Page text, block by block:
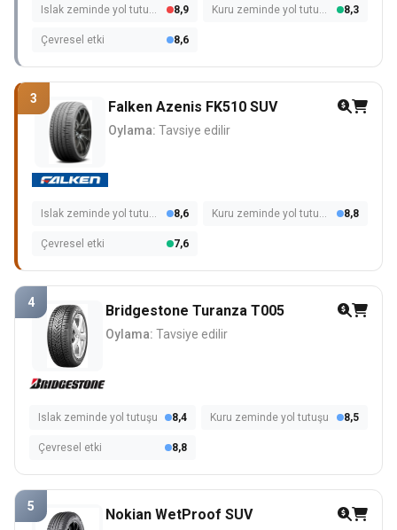
Islak zeminde yol tutuşu 8,9 Kuru zeminde yol tutuşu 8,3
Çevresel etki 8,6
3 Falken Azenis FK510 SUV
Oylama: Tavsiye edilir
Islak zeminde yol tutuşu 8,6 Kuru zeminde yol tutuşu 8,8
Çevresel etki 7,6
4 Bridgestone Turanza T005
Oylama: Tavsiye edilir
Islak zeminde yol tutuşu 8,4 Kuru zeminde yol tutuşu 8,5
Çevresel etki 8,8
5 Nokian WetProof SUV